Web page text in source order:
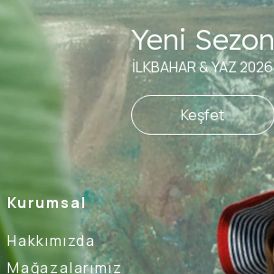
Kurumsal
Hakkımızda
Mağazalarımız
Yeni Sezon
İLKBAHAR & YAZ 2026
Keşfet